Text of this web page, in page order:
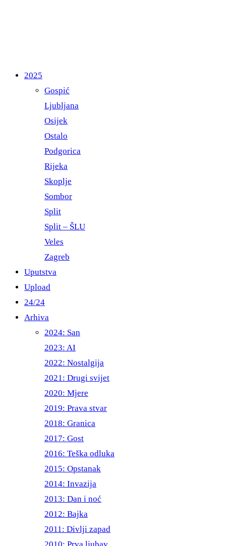
2025
Gospić
Ljubljana
Osijek
Ostalo
Podgorica
Rijeka
Skoplje
Sombor
Split
Split – ŠLU
Veles
Zagreb
Uputstva
Upload
24/24
Arhiva
2024: San
2023: AI
2022: Nostalgija
2021: Drugi svijet
2020: Mjere
2019: Prava stvar
2018: Granica
2017: Gost
2016: Teška odluka
2015: Opstanak
2014: Invazija
2013: Dan i noć
2012: Bajka
2011: Divlji zapad